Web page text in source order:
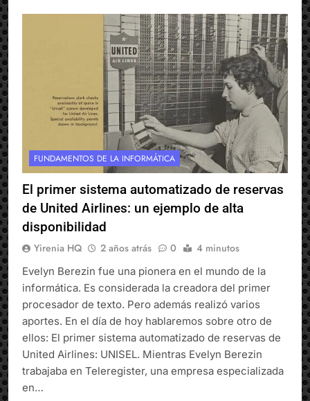
FUNDAMENTOS DE LA INFORMÁTICA
El primer sistema automatizado de reservas
de United Airlines: un ejemplo de alta
disponibilidad
Yirenia HQ 2 años atrás 0 4 minutos
Evelyn Berezin fue una pionera en el mundo de la
informática. Es considerada la creadora del primer
procesador de texto. Pero además realizó varios
aportes. En el día de hoy hablaremos sobre otro de
ellos: El primer sistema automatizado de reservas de
United Airlines: UNISEL. Mientras Evelyn Berezin
trabajaba en Teleregister, una empresa especializada
en…